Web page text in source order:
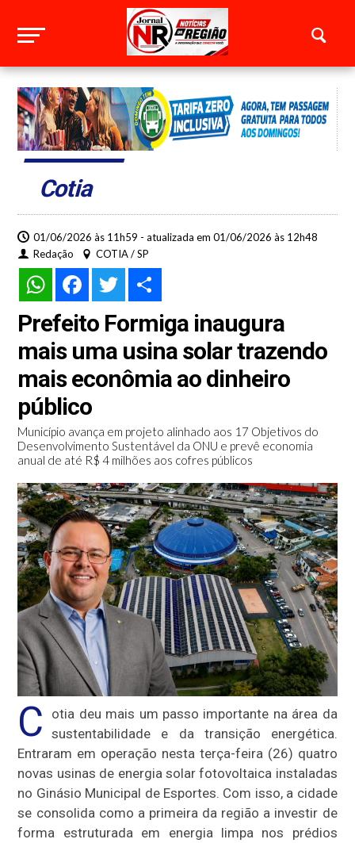
Cotia
01/06/2026 às 11h59 - atualizada em 01/06/2026 às 12h48
Redação
COTIA / SP
WhatsAppFacebookTwitter
Prefeito Formiga inaugura
mais uma usina solar trazendo
mais econômia ao dinheiro
público
Município avança em projeto alinhado aos 17 Objetivos do
Desenvolvimento Sustentável da ONU e prevê economia
anual de até R$ 4 milhões aos cofres públicos
C
otia deu mais um passo importante na área da
sustentabilidade e da transição energética.
Entraram em operação nesta terça-feira (26) quatro
novas usinas de energia solar fotovoltaica instaladas
no Ginásio Municipal de Esportes. Com isso, a cidade
se consolida como a primeira da região a investir de
forma estruturada em energia limpa nos prédios